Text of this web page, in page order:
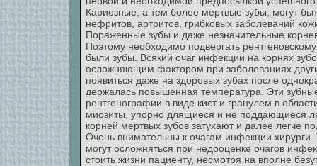
Кариозные, а тем более мертвые зубы, могут
нефритов, артритов, грибковых заболеваний
Пораженные зубы и даже незначительные
Поэтому необходимо подвергать
были зубы. Всякий очаг инфекции на корнях
осложняющим фактором при заболеваниях
появиться даже на здоровых зубах после
держалась повышенная температура. Эти
рентгенографии в виде кист и гранулем в
миозиты, упорно длящиеся и не поддающиеся
корней мертвых зубов затухают и далее легче
Очень внимательны к очагам инфекции
могут осложняться при недооценке очагов
стоить жизни пациенту, несмотря на вполне